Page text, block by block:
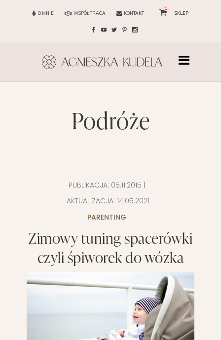
O MNIE WSPÓŁPRACA KONTAKT
1
SKLEP
podróże
PUBLIKACJA: 05.11.2015
AKTUALIZACJA: 14.05.2021
PARENTING
Zimowy tuning spacerówki
czyli śpiworek do wózka